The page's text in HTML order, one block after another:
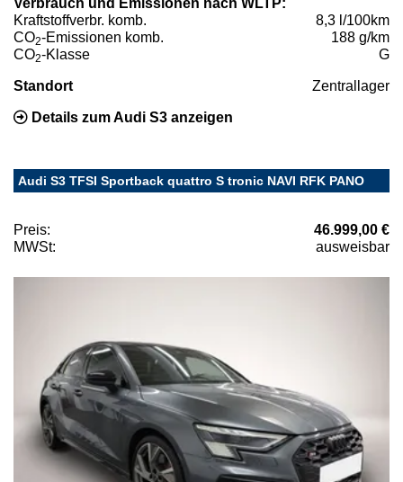
Kraftstoffverbr. komb.
8,3 l/100km
CO2-Emissionen komb.
188 g/km
CO2-Klasse G
Standort Zentrallager
Details zum Audi S3 anzeigen
Audi S3 TFSI Sportback quattro S tronic NAVI RFK PANO
Preis:
46.999,00 €
MWSt:
ausweisbar